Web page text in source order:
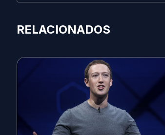
RELACIONADOS